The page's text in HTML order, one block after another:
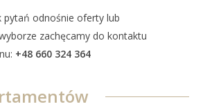
pytań odnośnie oferty lub
zachęcamy do kontaktu
+48 660 324 364